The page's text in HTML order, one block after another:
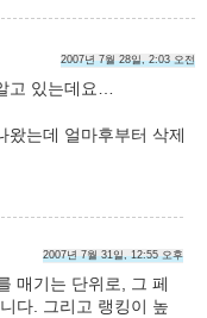
2007년 7월 28일, 2:03 오전
고 있는데요…
왔는데 얼마후부터 삭제
2007년 7월 31일, 12:55 오후
매기는 단위로, 그 페
다. 그리고 랭킹이 높